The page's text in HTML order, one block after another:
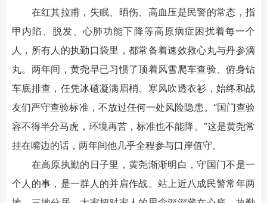
在红其拉甫，失眠、晒伤、高血压是民警的常态，指
甲内陷、脱发、心肺功能下降等高原病症困扰着每一个
人，所有人的执勤口袋里，都常备着速效救心丸与丹参滴
丸。两年间，黄尧早已习惯了顶着风雪爬车查验、俯身钻
车底排查，任凭冰碴凝满眉梢、寒风吹透衣衫，始终和战
友们严守查验标准，不放过任何一处风险隐患。“国门查验
容不得半分马虎，环境再苦，标准也不能降。”这是黄尧常
挂在嘴边的话，两年间他几乎全程参与口岸值守。
在高原执勤的日子里，黄尧渐渐明白，守国门不是一
个人的事，是一群人的并肩作战。站上近八成民警常年两